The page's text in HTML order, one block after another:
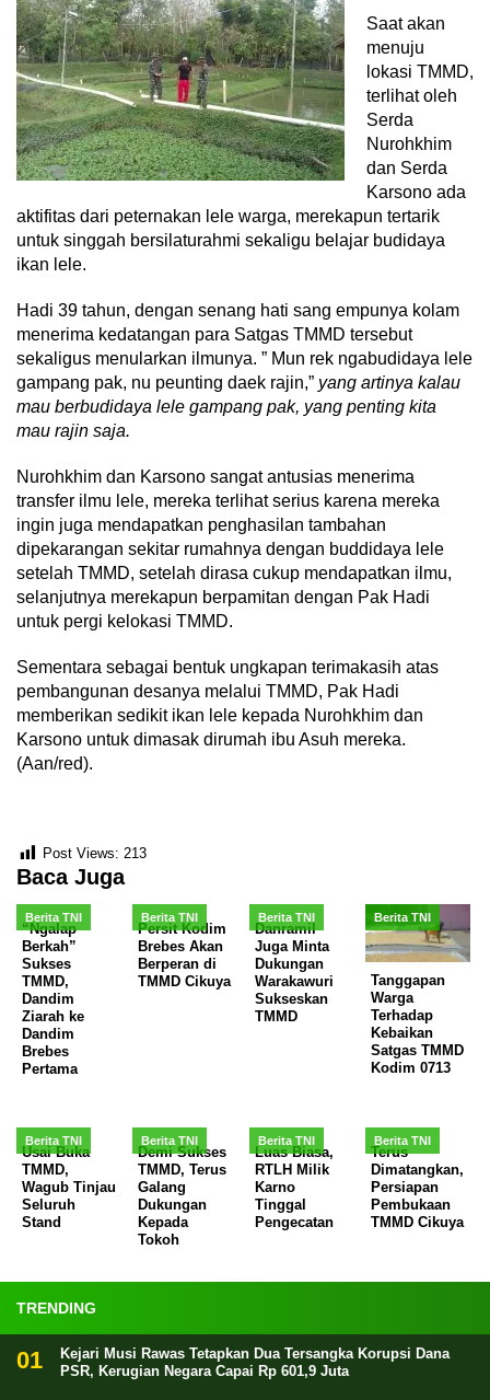
Saat akan
menuju
lokasi TMMD,
terlihat oleh
Serda
Nurohkhim
dan Serda
Karsono ada
aktifitas dari peternakan lele warga, merekapun tertarik
untuk singgah bersilaturahmi sekaligu belajar budidaya
ikan lele.
Hadi 39 tahun, dengan senang hati sang empunya kolam
menerima kedatangan para Satgas TMMD tersebut
sekaligus menularkan ilmunya. ” Mun rek ngabudidaya lele
gampang pak, nu peunting daek rajin,” yang artinya kalau
mau berbudidaya lele gampang pak, yang penting kita
mau rajin saja.
Nurohkhim dan Karsono sangat antusias menerima
transfer ilmu lele, mereka terlihat serius karena mereka
ingin juga mendapatkan penghasilan tambahan
dipekarangan sekitar rumahnya dengan buddidaya lele
setelah TMMD, setelah dirasa cukup mendapatkan ilmu,
selanjutnya merekapun berpamitan dengan Pak Hadi
untuk pergi kelokasi TMMD.
Sementara sebagai bentuk ungkapan terimakasih atas
pembangunan desanya melalui TMMD, Pak Hadi
memberikan sedikit ikan lele kepada Nurohkhim dan
Karsono untuk dimasak dirumah ibu Asuh mereka.
(Aan/red).
Post Views: 213
Baca Juga
Berita TNI
“Ngalap
Berkah”
Sukses
TMMD,
Dandim
Ziarah ke
Dandim
Brebes
Pertama
Berita TNI
Persit Kodim
Brebes Akan
Berperan di
TMMD Cikuya
Berita TNI
Danramil
Juga Minta
Dukungan
Warakawuri
Sukseskan
TMMD
Berita TNI
Tanggapan
Warga
Terhadap
Kebaikan
Satgas TMMD
Kodim 0713
Berita TNI
Usai Buka
TMMD,
Wagub Tinjau
Seluruh
Stand
Berita TNI
Demi Sukses
TMMD, Terus
Galang
Dukungan
Kepada
Tokoh
Berita TNI
Luas Biasa,
RTLH Milik
Karno
Tinggal
Pengecatan
Berita TNI
Terus
Dimatangkan,
Persiapan
Pembukaan
TMMD Cikuya
TRENDING
Kejari Musi Rawas Tetapkan Dua Tersangka Korupsi Dana
PSR, Kerugian Negara Capai Rp 601,9 Juta